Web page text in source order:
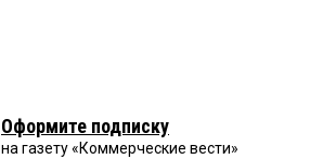
Оформите подписку
на газету «Коммерческие вести»